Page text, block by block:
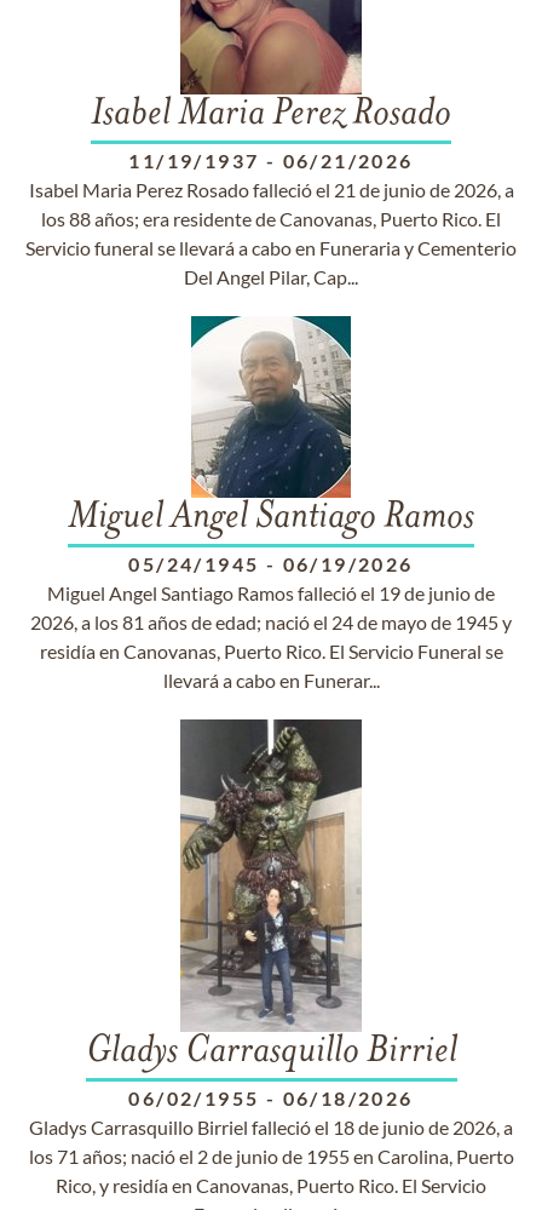
Isabel Maria Perez Rosado
11/19/1937 - 06/21/2026
Isabel Maria Perez Rosado falleció el 21 de junio de 2026, a
los 88 años; era residente de Canovanas, Puerto Rico. El
Servicio funeral se llevará a cabo en Funeraria y Cementerio
Del Angel Pilar, Cap...
Miguel Angel Santiago Ramos
05/24/1945 - 06/19/2026
Miguel Angel Santiago Ramos falleció el 19 de junio de
2026, a los 81 años de edad; nació el 24 de mayo de 1945 y
residía en Canovanas, Puerto Rico. El Servicio Funeral se
llevará a cabo en Funerar...
Gladys Carrasquillo Birriel
06/02/1955 - 06/18/2026
Gladys Carrasquillo Birriel falleció el 18 de junio de 2026, a
los 71 años; nació el 2 de junio de 1955 en Carolina, Puerto
Rico, y residía en Canovanas, Puerto Rico. El Servicio